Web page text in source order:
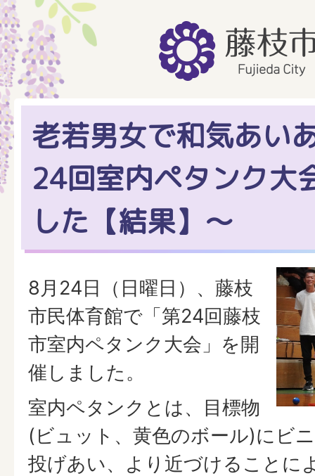
老若男女で和気あい
24回室内ペタンク大
した【結果】～
8月24日（日曜日）、藤枝
市民体育館で「第24回藤枝
市室内ペタンク大会」を開
催しました。
室内ペタンクとは、目標物
(ビュット、黄色のボール)にビ
投げあい、より近づけることに